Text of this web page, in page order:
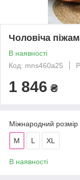
Чоловіча
В наявності
Код: mns460a25
1 846 ₴
Міжнародний розмір
M L XL
В наявності